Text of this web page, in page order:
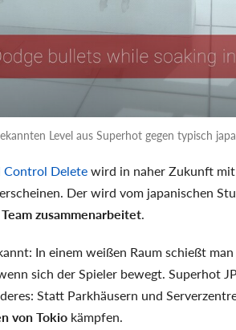
Level aus Superhot gegen typisch
Deletewird in naher Zukunft mit
erscheinen. Der wird vom japanischen
zusammenarbeitet.
In einem weißen Raum schießt
sich der Spieler bewegt. Superhot
Statt Parkhäusern und
von Tokio kämpfen.